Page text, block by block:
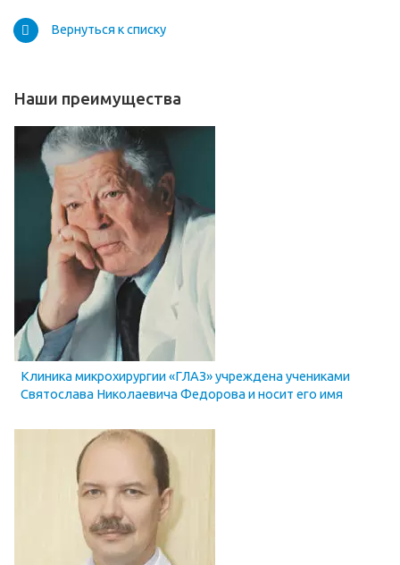
Вернуться к списку
Наши преимущества
Клиника микрохирургии «ГЛАЗ» учреждена учениками
Святослава Николаевича Федорова и носит его имя